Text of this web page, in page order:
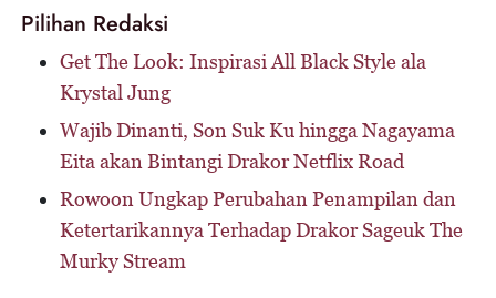
Pilihan Redaksi
Get The Look: Inspirasi All Black Style ala
Krystal Jung
Wajib Dinanti, Son Suk Ku hingga Nagayama
Eita akan Bintangi Drakor Netflix Road
Rowoon Ungkap Perubahan Penampilan dan
Ketertarikannya Terhadap Drakor Sageuk The
Murky Stream